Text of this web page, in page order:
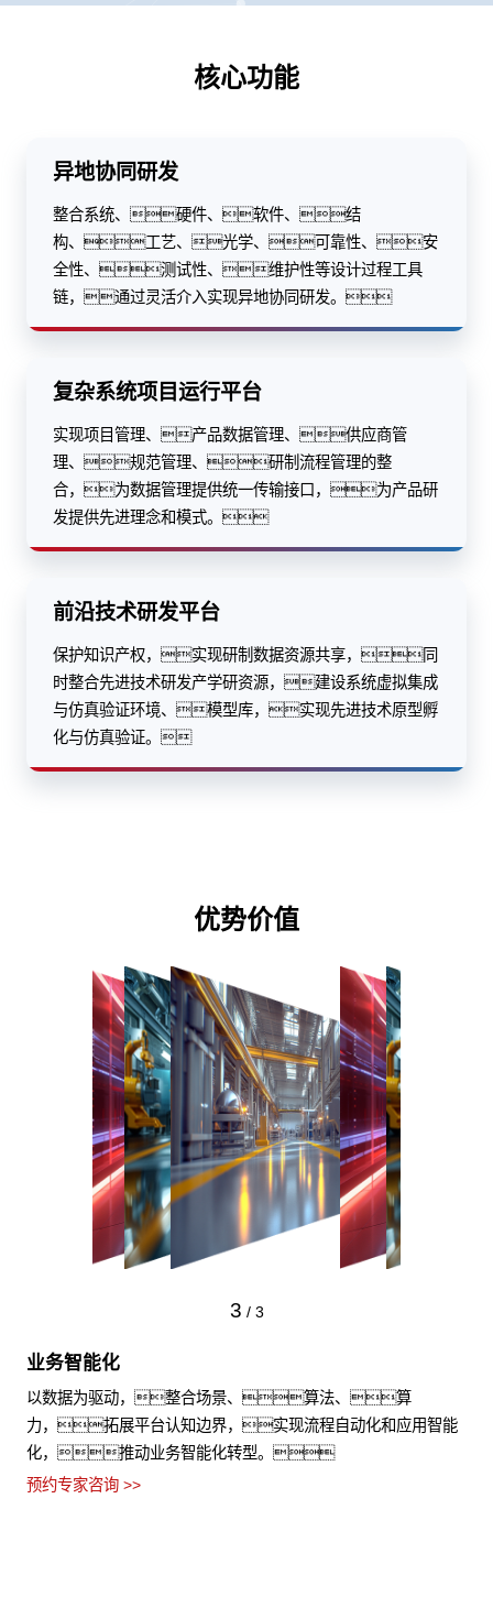
核心功能
异地协同研发
整合系统、硬件、软件、结
构、工艺、光学、可靠性、安
全性、测试性、维护性等设计过程工具
链，通过灵活介入实现异地协同研发。
复杂系统项目运行平台
实现项目管理、产品数据管理、供应商管
理、规范管理、研制流程管理的整
合，为数据管理提供统一传输接口，为产品研
发提供先进理念和模式。
前沿技术研发平台
保护知识产权，实现研制数据资源共享，同
时整合先进技术研发产学研资源，建设系统虚拟集成
与仿真验证环境、模型库，实现先进技术原型孵
化与仿真验证。
优势价值
1 / 3
业务云化
提供一致性研制环境，符合法律法规要求，固化企
业所需的流程和体系设计，使系统设计、制造、
仿真等业务得以高效开展，降本增效。
预约专家咨询 >>